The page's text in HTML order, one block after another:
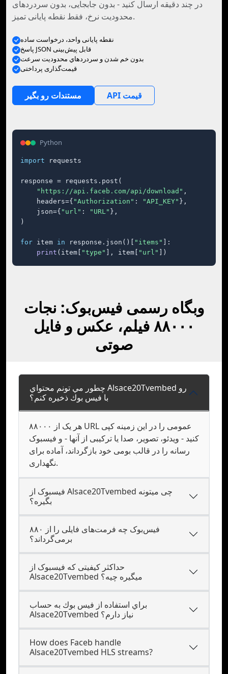
در چند دقیقه ارسال کنید - بدون جابجایی، بدون سردردهای
محدودیت نرخ، فقط نقطه پایانی تمیز.
نقطه پایانی واحد، درخواست ساده
پاسخ JSON قابل پیش‌بینی
بدون خم شدن و سردردهاي محدوديت سرعت
قیمت‌گذاری پرداختی
مستندات رو بگير API قیمت
Python
import requests
response = requests.post(
"https://api.faceb.com/api/download" ,
    headers={
"Authorization" : "API_KEY" },
    json={
"url" : "URL" },
)
for item in response.json()[ "items"
]:
print (item[ "type" ], item[ "url" ])
وبگاه رسمی فیس‌بوک: نجات
۸۸۰۰۰ فیلم، عکس و فایل
صوتی
چطور مي تونم محتواي Alsace20Tvembed رو
با فيس بوك ذخيره کنم؟
هر یک از ۸۸۰۰۰ URL عمومی را در این زمینه کپی
کنید - ویدئو، تصویر، صدا یا ترکیبی از آنها - و فیسبوک
رسانه را در قالب بومی خود بازگرداند، آماده برای
نگهداری.
فیسبوک از Alsace20Tvembed چی میتونه
بگیره؟
فیس‌بوک چه فرمت‌های فایلی را از ۸۸۰
برمی‌گرداند؟
حداکثر کیفیتی که فیسبوک از
Alsace20Tvembed میگیره چیه؟
براي استفاده از فيس بوك به حساب
Alsace20Tvembed نياز دارم؟
How does Faceb handle
Alsace20Tvembed HLS streams?